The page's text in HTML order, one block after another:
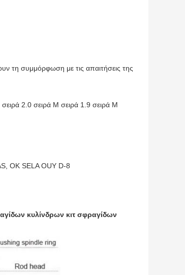
τη συμμόρφωση με τις απαιτήσεις της
2.0 σειρά M σειρά 1.9 σειρά M
OK SELA OUY D-8
κυλίνδρων κιτ σφραγίδων